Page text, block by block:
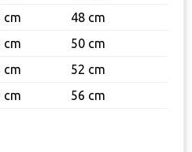
cm
48 cm
cm
50 cm
cm
52 cm
cm 56 cm